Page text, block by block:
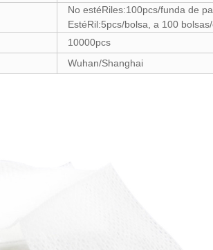
No estéRiles:100pcs/funda de
EstéRil:5pcs/bolsa, a 100
10000pcs
Wuhan/Shanghai